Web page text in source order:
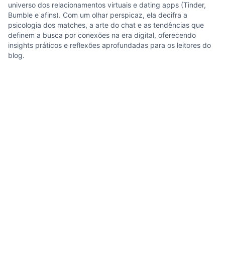
universo dos relacionamentos virtuais e dating apps (Tinder,
Bumble e afins). Com um olhar perspicaz, ela decifra a
psicologia dos matches, a arte do chat e as tendências que
definem a busca por conexões na era digital, oferecendo
insights práticos e reflexões aprofundadas para os leitores do
blog.